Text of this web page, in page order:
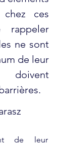
chez ces
rappeler
ne sont
de leur
doivent
de leur